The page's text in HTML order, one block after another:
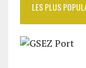
LES PLUS